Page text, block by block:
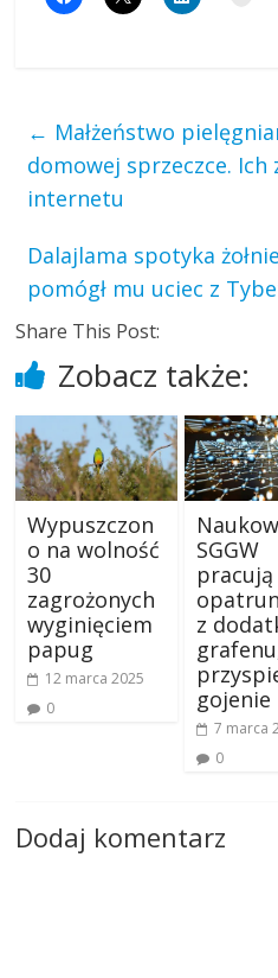
← Małżeństwo
domowej sprzeczce. Ich
internetu
Dalajlama spotyka
pomógł mu uciec z
Share This Post:
Zobacz także:
Wypuszczon
o na wolność
30
zagrożonych
wyginięciem
papug
12 marca 2025
0
SGGW
pracują
z
gojenie
7 marca
0
Dodaj komentarz